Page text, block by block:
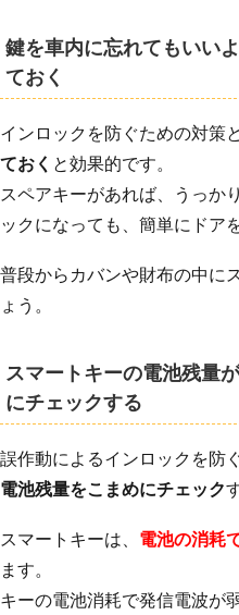
鍵を車内に忘れてもいい
ておく
インロックを防ぐための対策
ておく と効果的です。
スペアキーがあれば、うっか
ックになっても、簡単にドア
普段からカバンや財布の中に
ょう。
スマートキーの電池残量
にチェックする
誤作動によるインロックを防
電池残量をこまめにチェック
スマートキーは、 電池の消耗
ます。
キーの電池消耗で発信電波が